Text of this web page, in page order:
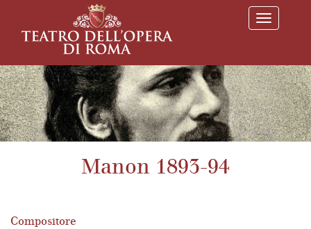
T
o
l
e
n
a
v
i
g
Manon 1893-94
Compositore